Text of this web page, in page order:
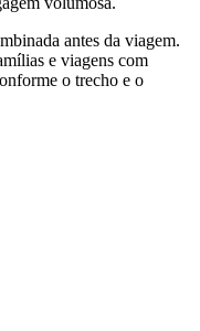
antes da viagem.
e viagens com
o trecho e o